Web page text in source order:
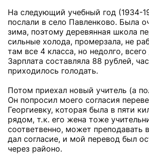
На следующий учебный год (1934-
послали в село Павленково. Была
зима, поэтому деревянная школа
сильные холода, промерзала, не
там все 4 класса, но недолго,
Зарплата составляла 88 рублей,
приходилось голодать.
Потом приехал новый учитель (а
Он попросил моего согласия
Георгиевку, которая была в пяти
рядом, т. к. его жена тоже
соответвенно, может преподавать
дал согласие, и мой перевод был
через районо.